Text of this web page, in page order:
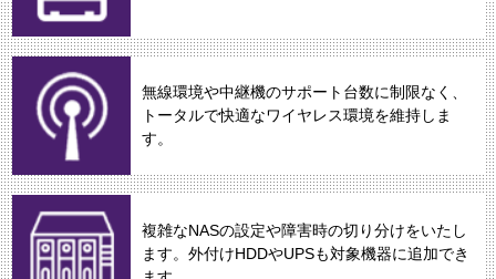
無線環境や中継機のサポート台数に制限なく、
トータルで快適なワイヤレス環境を維持しま
す。
複雑なNASの設定や障害時の切り分けをいたし
ます。外付けHDDやUPSも対象機器に追加でき